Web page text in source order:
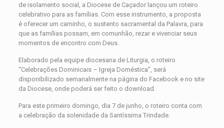
de isolamento social, a Diocese de Caçador lançou um roteiro
celebrativo para as famílias. Com esse instrumento, a proposta
é oferecer um caminho, o sustento sacramental da Palavra, para
que as famílias possam, em comunhão, rezar e vivenciar seus
momentos de encontro com Deus.
Elaborado pela equipe diocesana de Liturgia, o roteiro
“Celebrações Dominicais – Igreja Doméstica”, será
disponibilizado semanalmente na página do Facebook e no site
da Diocese, onde poderá ser feito o download.
Para este primeiro domingo, dia 7 de junho, o roteiro conta com
a celebração da solenidade da Santíssima Trindade.